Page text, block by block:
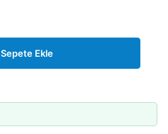
Sepete Ekle